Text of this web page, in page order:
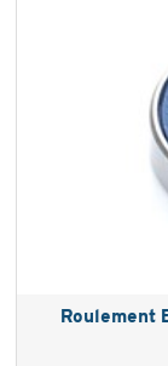
Roulement